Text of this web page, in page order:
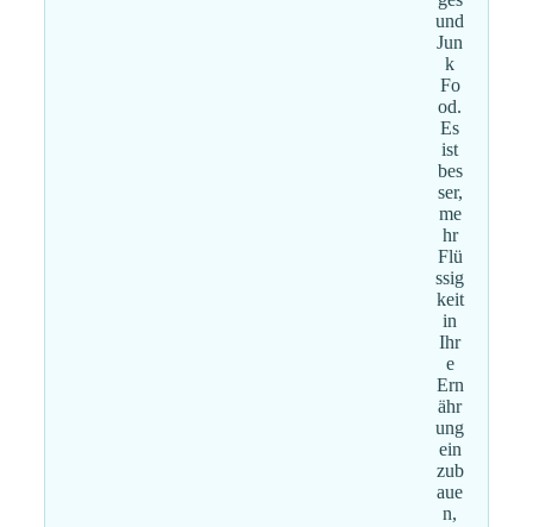
und
Jun
k
Fo
od.
Es
ist
bes
ser,
me
hr
Flü
ssig
keit
in
Ihr
e
Ern
ähr
ung
ein
zub
aue
n,